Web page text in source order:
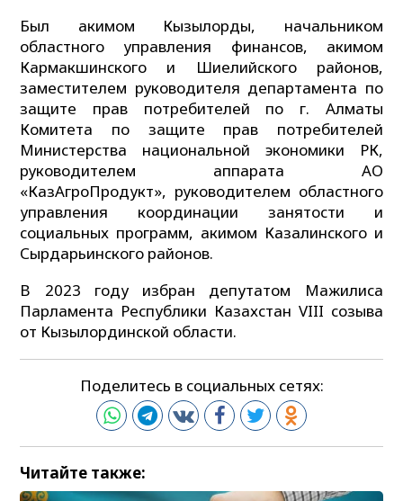
Был акимом Кызылорды, начальником
областного управления финансов, акимом
Кармакшинского и Шиелийского районов,
заместителем руководителя департамента по
защите прав потребителей по г. Алматы
Комитета по защите прав потребителей
Министерства национальной экономики РК,
руководителем аппарата АО
«КазАгроПродукт», руководителем областного
управления координации занятости и
социальных программ, акимом Казалинского и
Сырдарьинского районов.
В 2023 году избран депутатом Мажилиса
Парламента Республики Казахстан VIII созыва
от Кызылординской области.
Поделитесь в социальных сетях:
Читайте также: